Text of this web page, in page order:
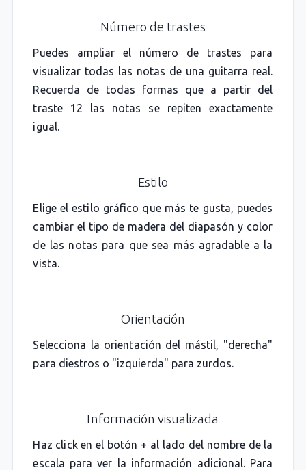
Número de trastes
Puedes ampliar el número de trastes para
visualizar todas las notas de una guitarra real.
Recuerda de todas formas que a partir del
traste 12 las notas se repiten exactamente
igual.
Estilo
Elige el estilo gráfico que más te gusta, puedes
cambiar el tipo de madera del diapasón y color
de las notas para que sea más agradable a la
vista.
Orientación
Selecciona la orientación del mástil, "derecha"
para diestros o "izquierda" para zurdos.
Información visualizada
Haz click en el botón + al lado del nombre de la
escala para ver la información adicional. Para